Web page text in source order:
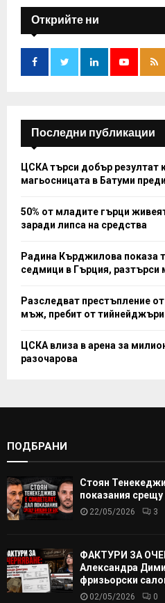
f
o
:
Открийте ни
Последни публикации
ЦСКА търси добър резултат
магьосницата в Батуми
50% от младите гърци
заради липса на средства
Радина Кърджилова показа
седмици в Гърция, разтърси
Разследват престъпление
мъж, пребит от
ЦСКА влиза в арена за
разочарова
ПОДБРАНИ
Стоян
показания
22/05/2026 3
ФАКТУРИ ЗА
Александра
фризьорски
02/05/2026 0